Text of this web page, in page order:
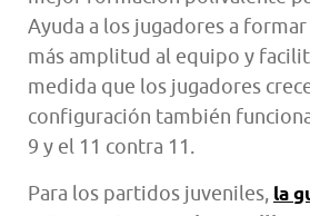
Ayuda a los jugadores a
más amplitud al equipo y
medida que los jugadores
configuración también
9 y el 11 contra 11.
Para los partidos juveniles, la